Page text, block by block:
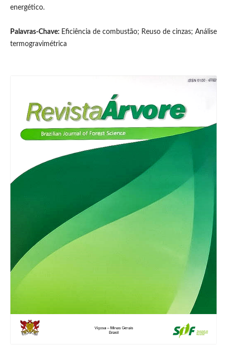
energético.
Palavras-Chave: Eficiência de combustão; Reuso de cinzas; Análise
termogravimétrica